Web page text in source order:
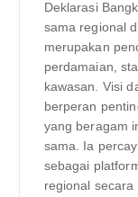
Deklarasi
sama regional
merupakan
perdamaian,
kawasan. Visi
berperan
yang beragam
sama. Ia
sebagai
regional